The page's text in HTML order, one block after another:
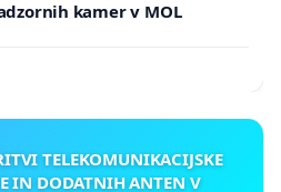
kamer v MOL
TELEKOMUNIKACIJSKE
IN DODATNIH ANTEN V